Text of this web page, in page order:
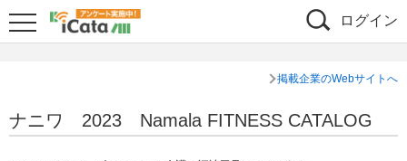
ログイン
掲載企業のWebサイトへ
ナニワ 2023 Namala FITNESS CATALOG